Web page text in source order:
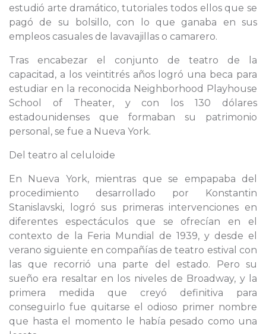
estudió arte dramático, tutoriales todos ellos que se
pagó de su bolsillo, con lo que ganaba en sus
empleos casuales de lavavajillas o camarero.
Tras encabezar el conjunto de teatro de la
capacitad, a los veintitrés años logró una beca para
estudiar en la reconocida Neighborhood Playhouse
School of Theater, y con los 130 dólares
estadounidenses que formaban su patrimonio
personal, se fue a Nueva York.
Del teatro al celuloide
En Nueva York, mientras que se empapaba del
procedimiento desarrollado por Konstantin
Stanislavski, logró sus primeras intervenciones en
diferentes espectáculos que se ofrecían en el
contexto de la Feria Mundial de 1939, y desde el
verano siguiente en compañías de teatro estival con
las que recorrió una parte del estado. Pero su
sueño era resaltar en los niveles de Broadway, y la
primera medida que creyó definitiva para
conseguirlo fue quitarse el odioso primer nombre
que hasta el momento le había pesado como una